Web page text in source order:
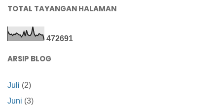
TOTAL TAYANGAN HALAMAN
472691
ARSIP BLOG
Juli (2)
Juni (3)